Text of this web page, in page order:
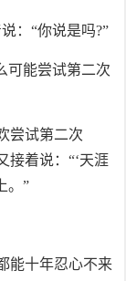
：“你说是吗?”
可能尝试第二次
尝试第二次
接着说：“‘天涯
。”
能十年忍心不来